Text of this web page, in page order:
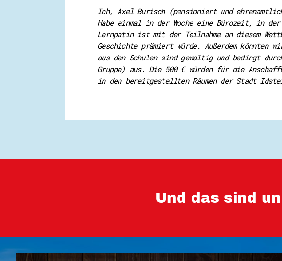
Ich, Axel Burisch (pensioniert und
Habe einmal in der Woche eine Bürozeit, in
Lernpatin ist mit der Teilnahme an diesem
Geschichte prämiert würde. Außerdem könnten
aus den Schulen sind gewaltig und bedingt
Gruppe) aus. Die 500 € würden für die
in den bereitgestellten Räumen der Stadt
Und das sind